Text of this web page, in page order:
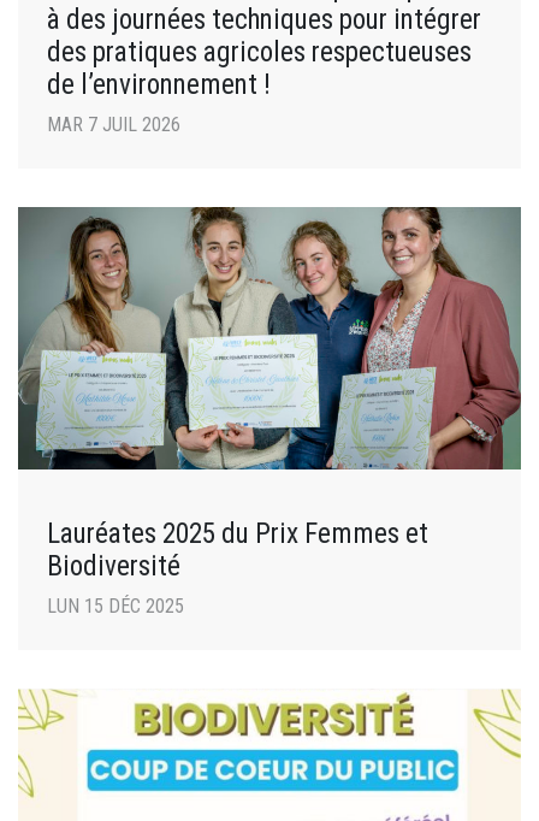
à des journées techniques pour intégrer
des pratiques agricoles respectueuses
de l’environnement !
MAR 7 JUIL 2026
Lauréates 2025 du Prix Femmes et
Biodiversité
LUN 15 DÉC 2025